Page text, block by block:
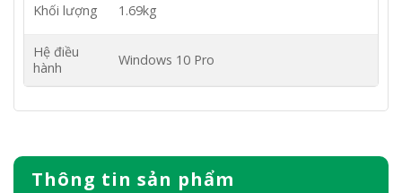
Thông tin sản phẩm
Khối lượng 1.69kg
Hệ điều
hành
Windows 10 Pro